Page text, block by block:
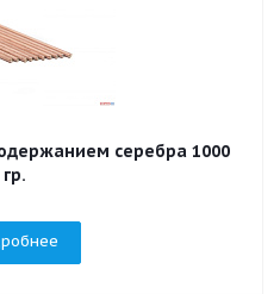
серебра 1000
гр.